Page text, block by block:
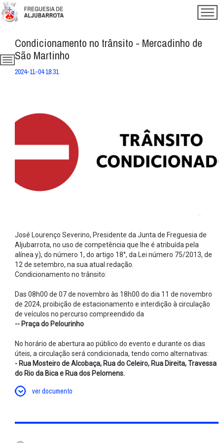
Condicionamento no trânsito - Mercadinho de
São Martinho
2024-11-04 18:31
José Lourenço Severino, Presidente da Junta de Freguesia de
Aljubarrota, no uso de competência que lhe é atribuída pela
alínea y), do número 1, do artigo 18°, da Lei número 75/2013, de
12 de setembro, na sua atual redação.
Condicionamento no trânsito:
Das 08h00 de 07 de novembro às 18h00 do dia 11 de novembro
de 2024, proibição de estacionamento e interdição à circulação
de veículos no percurso compreendido da
-- Praça do Pelourinho
No horário de abertura ao público do evento e durante os dias
úteis, a circulação será condicionada, tendo como alternativas:
- Rua Mosteiro de Alcobaça, Rua do Celeiro, Rua Direita, Travessa
do Rio da Bica e Rua dos Pelomens.
ver documento